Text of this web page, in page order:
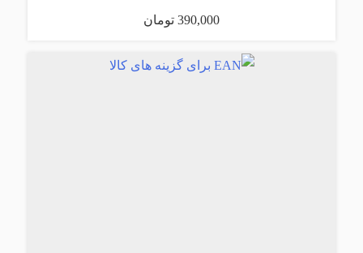
390,000 تومان